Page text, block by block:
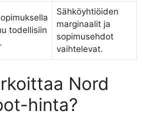
todellisiin
Sähköyhtiöiden
marginaalit ja
sopimusehdot
vaihtelevat.
Nord
hinta?